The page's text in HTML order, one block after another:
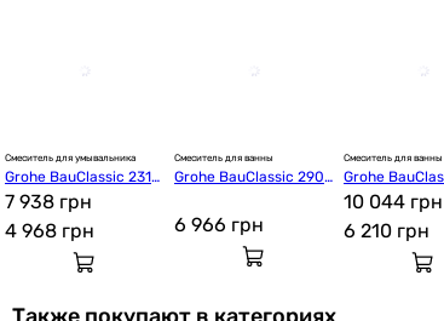
5 292грн
Основные характеристики
для умывальника
Смеситель для умывальника
Grohe BauClassic 2316
2000
7 938 грн
4 968 грн
Смеситель для ванны
Grohe BauClassic 2904
6 966 грн
Смеситель для
Grohe
5000
10 044 грн
6 210 грн
Также покупают в категориях